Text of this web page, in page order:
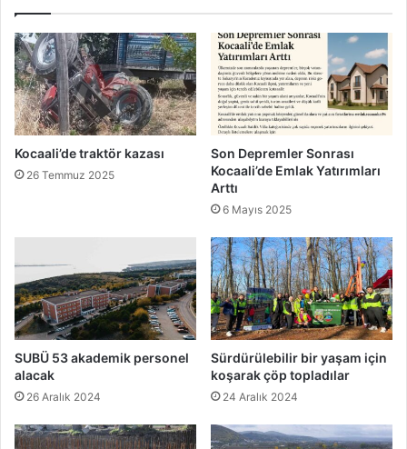
Kocaali’de traktör kazası
26 Temmuz 2025
Son Depremler Sonrası
Kocaali’de Emlak Yatırımları
Arttı
6 Mayıs 2025
SUBÜ 53 akademik personel
alacak
26 Aralık 2024
Sürdürülebilir bir yaşam için
koşarak çöp topladılar
24 Aralık 2024